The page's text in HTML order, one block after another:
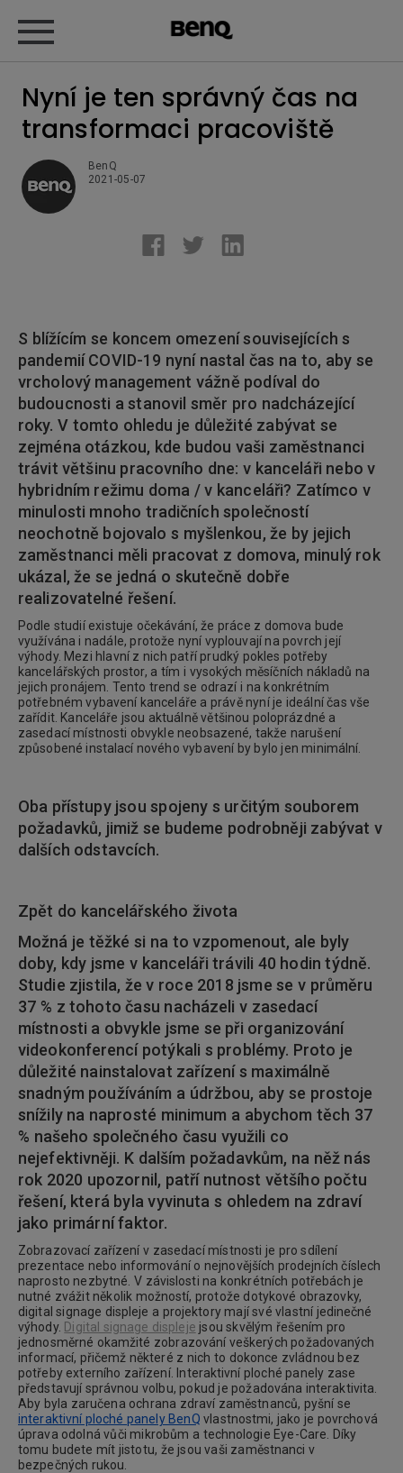
Nyní je ten správný čas na
transformaci pracoviště
BenQ
2021-05-07
S blížícím se koncem omezení souvisejících s
pandemií COVID-19 nyní nastal čas na to, aby se
vrcholový management vážně podíval do
budoucnosti a stanovil směr pro nadcházející
roky. V tomto ohledu je důležité zabývat se
zejména otázkou, kde budou vaši zaměstnanci
trávit většinu pracovního dne: v kanceláři nebo v
hybridním režimu doma / v kanceláři? Zatímco v
minulosti mnoho tradičních společností
neochotně bojovalo s myšlenkou, že by jejich
zaměstnanci měli pracovat z domova, minulý rok
ukázal, že se jedná o skutečně dobře
realizovatelné řešení.
Podle studií existuje očekávání, že práce z domova bude
využívána i nadále, protože nyní vyplouvají na povrch její
výhody. Mezi hlavní z nich patří prudký pokles potřeby
kancelářských prostor, a tím i vysokých měsíčních nákladů na
jejich pronájem. Tento trend se odrazí i na konkrétním
potřebném vybavení kanceláře a právě nyní je ideální čas vše
zařídit. Kanceláře jsou aktuálně většinou poloprázdné a
zasedací místnosti obvykle neobsazené, takže narušení
způsobené instalací nového vybavení by bylo jen minimální.
Oba přístupy jsou spojeny s určitým souborem
požadavků, jimiž se budeme podrobněji zabývat v
dalších odstavcích.
Zpět do kancelářského života
Možná je těžké si na to vzpomenout, ale byly
doby, kdy jsme v kanceláři trávili 40 hodin týdně.
Studie zjistila, že v roce 2018 jsme se v průměru
37 % z tohoto času nacházeli v zasedací
místnosti a obvykle jsme se při organizování
videokonferencí potýkali s problémy. Proto je
důležité nainstalovat zařízení s maximálně
snadným používáním a údržbou, aby se prostoje
snížily na naprosté minimum a abychom těch 37
% našeho společného času využili co
nejefektivněji. K dalším požadavkům, na něž nás
rok 2020 upozornil, patří nutnost většího počtu
řešení, která byla vyvinuta s ohledem na zdraví
jako primární faktor.
Zobrazovací zařízení v zasedací místnosti je pro sdílení
prezentace nebo informování o nejnovějších prodejních číslech
naprosto nezbytné. V závislosti na konkrétních potřebách je
nutné zvážit několik možností, protože dotykové obrazovky,
digital signage displeje a projektory mají své vlastní jedinečné
výhody. Digital signage displeje jsou skvělým řešením pro
jednosměrné okamžité zobrazování veškerých požadovaných
informací, přičemž některé z nich to dokonce zvládnou bez
potřeby externího zařízení. Interaktivní ploché panely zase
představují správnou volbu, pokud je požadována interaktivita.
Aby byla zaručena ochrana zdraví zaměstnanců, pyšní se
interaktivní ploché panely BenQ vlastnostmi, jako je povrchová
úprava odolná vůči mikrobům a technologie Eye-Care. Díky
tomu budete mít jistotu, že jsou vaši zaměstnanci v
bezpečných rukou.